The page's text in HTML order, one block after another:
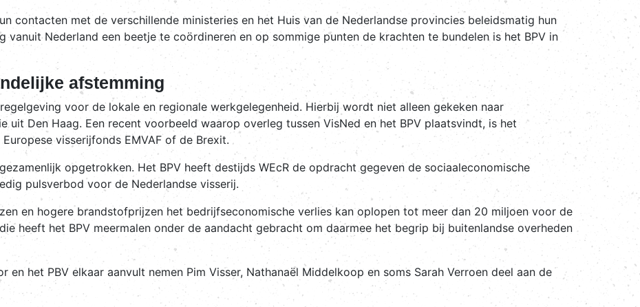
contacten met de verschillende ministeries en het Huis van de Nederlandse provincies beleidsmatig hun
vanuit Nederland een beetje te coördineren en op sommige punten de krachten te bundelen is het BPV in
afstemming
voor de lokale en regionale werkgelegenheid. Hierbij wordt niet alleen gekeken naar
uit Den Haag. Een recent voorbeeld waarop overleg tussen VisNed en het BPV plaatsvindt, is het
visserijfonds EMVAF of de Brexit.
opgetrokken. Het BPV heeft destijds WEcR de opdracht gegeven de sociaaleconomische
pulsverbod voor de Nederlandse visserij.
en hogere brandstofprijzen het bedrijfseconomische verlies kan oplopen tot meer dan 20 miljoen voor de
heeft het BPV meermalen onder de aandacht gebracht om daarmee het begrip bij buitenlandse overheden
het PBV elkaar aanvult nemen Pim Visser, Nathanaël Middelkoop en soms Sarah Verroen deel aan de